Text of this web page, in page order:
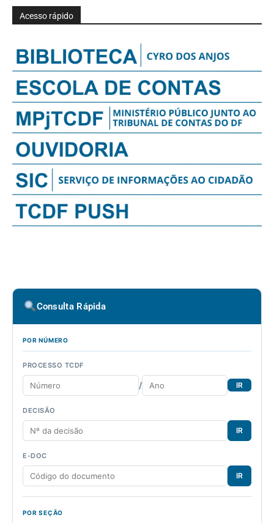
Acesso rápido
Consulta Rápida
POR NÚMERO
PROCESSO TCDF
/ IR
DECISÃO
IR
E-DOC
IR
POR SEÇÃO